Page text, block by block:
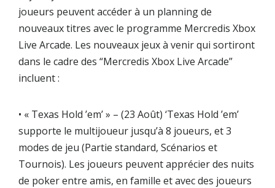
joueurs peuvent accéder à un planning de
nouveaux titres avec le programme Mercredis Xbox
Live Arcade. Les nouveaux jeux à venir qui sortiront
dans le cadre des “Mercredis Xbox Live Arcade”
incluent :
• « Texas Hold ’em’ » – (23 Août) ‘Texas Hold ’em’
supporte le multijoueur jusqu’à 8 joueurs, et 3
modes de jeu (Partie standard, Scénarios et
Tournois). Les joueurs peuvent apprécier des nuits
de poker entre amis, en famille et avec des joueurs